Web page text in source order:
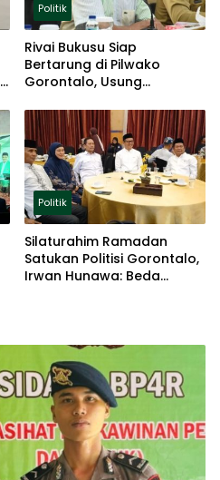
Politik
Rivai Bukusu Siap
Bertarung di Pilwako
Gorontalo, Usung
Politik
Politik
Silaturahim Ramadan
Satukan Politisi Gorontalo,
Irwan Hunawa: Beda